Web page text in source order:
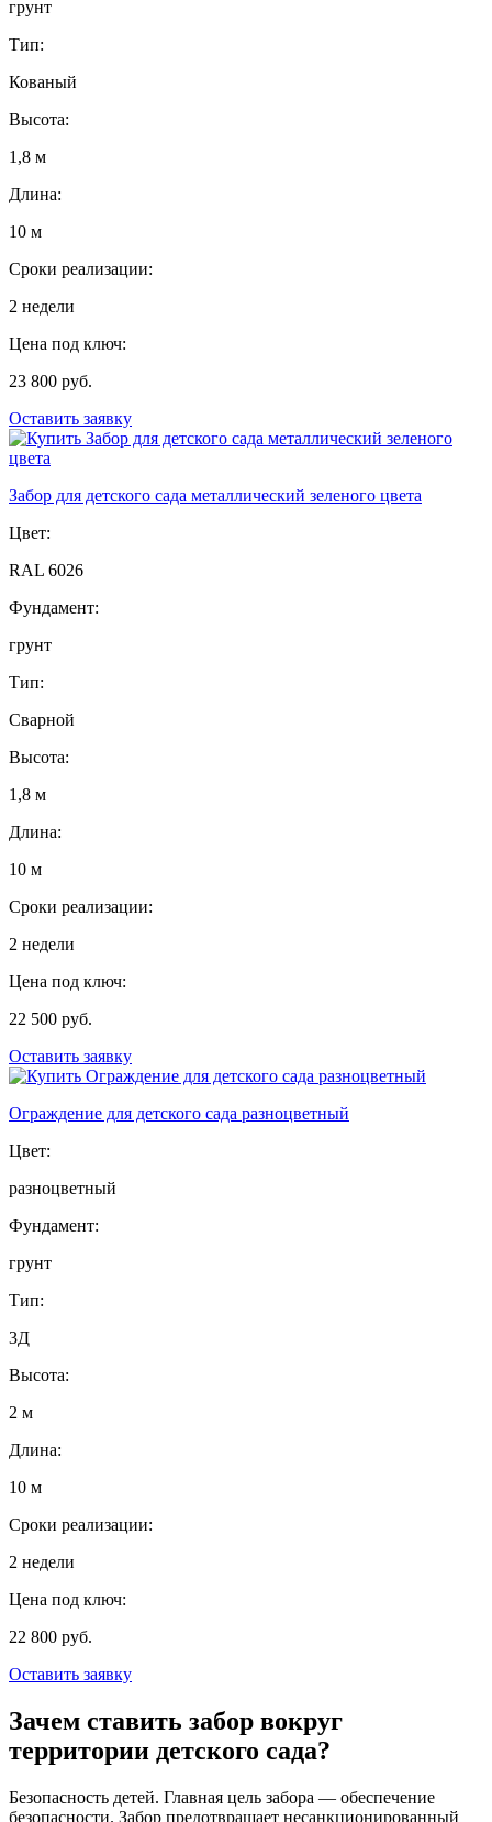
грунт
Тип:
Кованый
Высота:
1,8 м
Длина:
10 м
Сроки реализации:
2 недели
Цена под ключ:
23 800 руб.
Оставить заявку
Забор для детского сада металлический зеленого цвета
Цвет:
RAL 6026
Фундамент:
грунт
Тип:
Сварной
Высота:
1,8 м
Длина:
10 м
Сроки реализации:
2 недели
Цена под ключ:
22 500 руб.
Оставить заявку
Ограждение для детского сада разноцветный
Цвет:
разноцветный
Фундамент:
грунт
Тип:
3Д
Высота:
2 м
Длина:
10 м
Сроки реализации:
2 недели
Цена под ключ:
22 800 руб.
Оставить заявку
Зачем ставить забор вокруг
территории детского сада?
Безопасность детей. Главная цель забора — обеспечение
безопасности. Забор предотвращает несанкционированный